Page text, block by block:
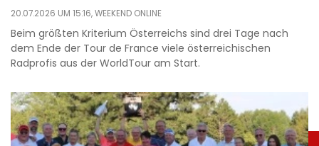
20.07.2026 UM 15:16,WEEKEND ONLINE
Beim größten Kriterium Österreichs sind drei Tage nach
dem Ende der Tour de France viele österreichischen
Radprofis aus der WorldTour am Start.